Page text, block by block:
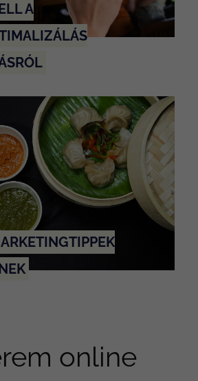
A
online